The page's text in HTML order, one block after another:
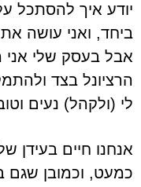
יודע איך להסתכל
ביחד, ואני עושה
אבל בעסק שלי
הרציונל בצד
לי (ולקהל) נעים
אנחנו חיים בעידן
כמעט, וכמובן שגם